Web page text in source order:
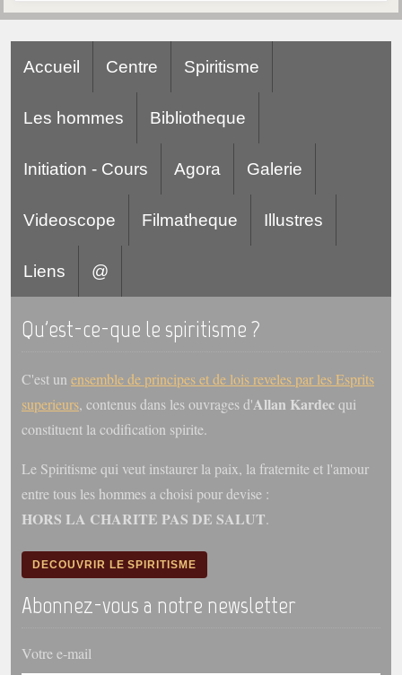
Accueil Centre Spiritisme
Les hommes Bibliotheque
Initiation - Cours Agora Galerie
Videoscope Filmatheque Illustres
Liens @
Qu'est-ce-que le spiritisme ?
C'est un ensemble de principes et de lois reveles par les Esprits
superieurs, contenus dans les ouvrages d'Allan Kardecqui
constituent la codification spirite.
Le Spiritisme qui veut instaurer la paix, la fraternite et l'amour
entre tous les hommes a choisi pour devise :
HORS LA CHARITE PAS DE SALUT.
DECOUVRIR LE SPIRITISME
Abonnez-vous a notre newsletter
Votre e-mail